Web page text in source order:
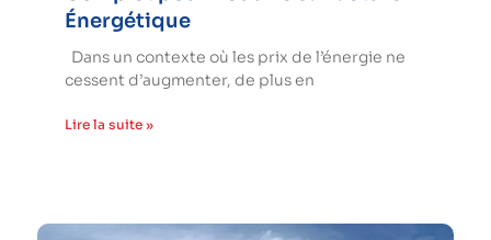
Énergétique
Dans un contexte où les prix de l’énergie ne
cessent d’augmenter, de plus en
Lire la suite »